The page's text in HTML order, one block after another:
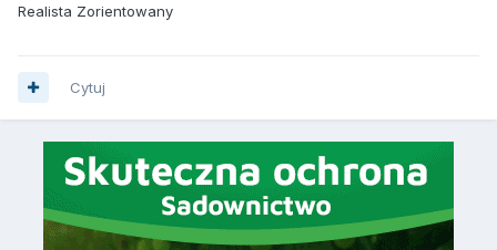
Realista Zorientowany
Cytuj